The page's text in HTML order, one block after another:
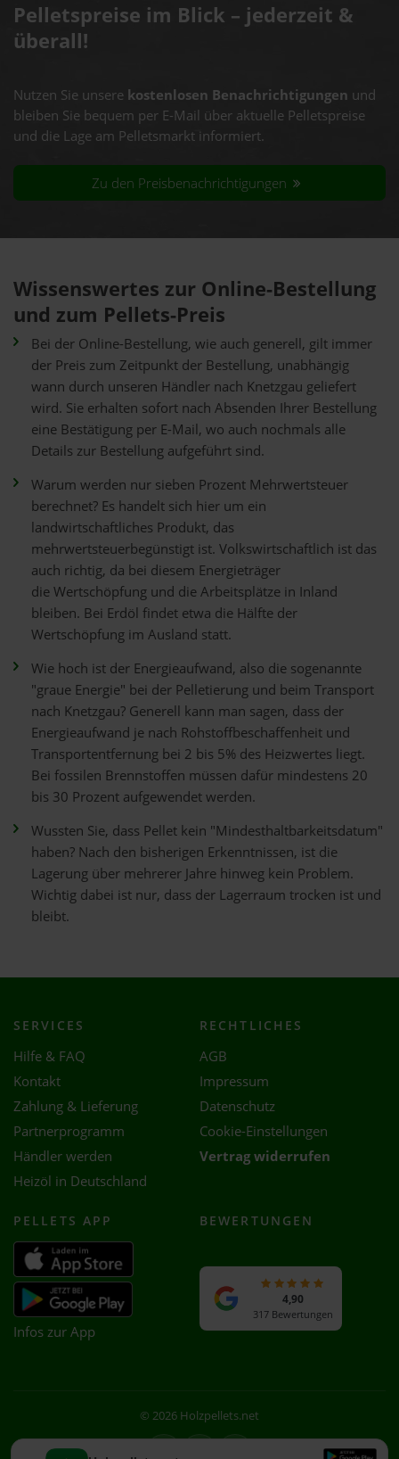
Pelletspreise im Blick – jederzeit &
überall!
Nutzen Sie unsere kostenlosen Benachrichtigungen und
bleiben Sie bequem per E-Mail über aktuelle Pelletspreise
und die Lage am Pelletsmarkt informiert.
Zu den Preisbenachrichtigungen
Wissenswertes zur Online-Bestellung
und zum Pellets-Preis
Bei der Online-Bestellung, wie auch generell, gilt immer
der Preis zum Zeitpunkt der Bestellung, unabhängig
wann durch unseren Händler nach Knetzgau geliefert
wird. Sie erhalten sofort nach Absenden Ihrer Bestellung
eine Bestätigung per E-Mail, wo auch nochmals alle
Details zur Bestellung aufgeführt sind.
Warum werden nur sieben Prozent Mehrwertsteuer
berechnet? Es handelt sich hier um ein
landwirtschaftliches Produkt, das
mehrwertsteuerbegünstigt ist. Volkswirtschaftlich ist das
auch richtig, da bei diesem Energieträger
die Wertschöpfung und die Arbeitsplätze in Inland
bleiben. Bei Erdöl findet etwa die Hälfte der
Wertschöpfung im Ausland statt.
Wie hoch ist der Energieaufwand, also die sogenannte
"graue Energie" bei der Pelletierung und beim Transport
nach Knetzgau? Generell kann man sagen, dass der
Energieaufwand je nach Rohstoffbeschaffenheit und
Transportentfernung bei 2 bis 5% des Heizwertes liegt.
Bei fossilen Brennstoffen müssen dafür mindestens 20
bis 30 Prozent aufgewendet werden.
Wussten Sie, dass Pellet kein "Mindesthaltbarkeitsdatum"
haben? Nach den bisherigen Erkenntnissen, ist die
Lagerung über mehrerer Jahre hinweg kein Problem.
Wichtig dabei ist nur, dass der Lagerraum trocken ist und
bleibt.
SERVICES
Hilfe & FAQ
Kontakt
Zahlung & Lieferung
Partnerprogramm
Händler werden
Heizöl in Deutschland
RECHTLICHES
AGB
Impressum
Datenschutz
Cookie-Einstellungen
Vertrag widerrufen
PELLETS APP
Infos zur App
BEWERTUNGEN
4,90
317 Bewertungen
© 2026 Holzpellets.net